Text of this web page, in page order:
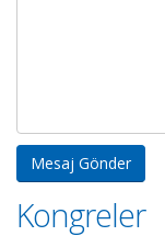
Kongreler